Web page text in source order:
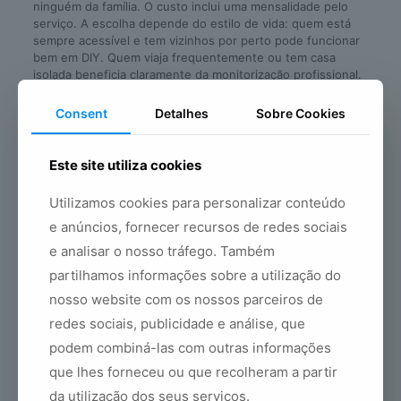
ninguém da família. O custo inclui uma mensalidade pelo
serviço. A escolha depende do estilo de vida: quem está
sempre acessível e tem vizinhos por perto pode funcionar
bem em DIY. Quem viaja frequentemente ou tem casa
isolada beneficia claramente da monitorização profissional.
sem alterar o hardware.
Comparação directa: DIY vs. monitorização
profissional
hardware)
Custo mensal:zero no DIY; 15 a 30 euros com
monitorização
Resposta a alertas:notificação no telemóvel (DIY) vs.
Dependência de rede: alta nos dois casos; a central
Yale tem bateria de backup
residência principal com ocupação
frequente (DIY); casa de férias, ausências longas,
habitação isolada (monitorização)
Consent Detalhes Sobre Cookies
Este site utiliza cookies
Utilizamos cookies para personalizar conteúdo
e anúncios, fornecer recursos de redes sociais
e analisar o nosso tráfego. Também
partilhamos informações sobre a utilização do
nosso website com os nossos parceiros de
redes sociais, publicidade e análise, que
podem combiná-las com outras informações
que lhes forneceu ou que recolheram a partir
da utilização dos seus serviços.